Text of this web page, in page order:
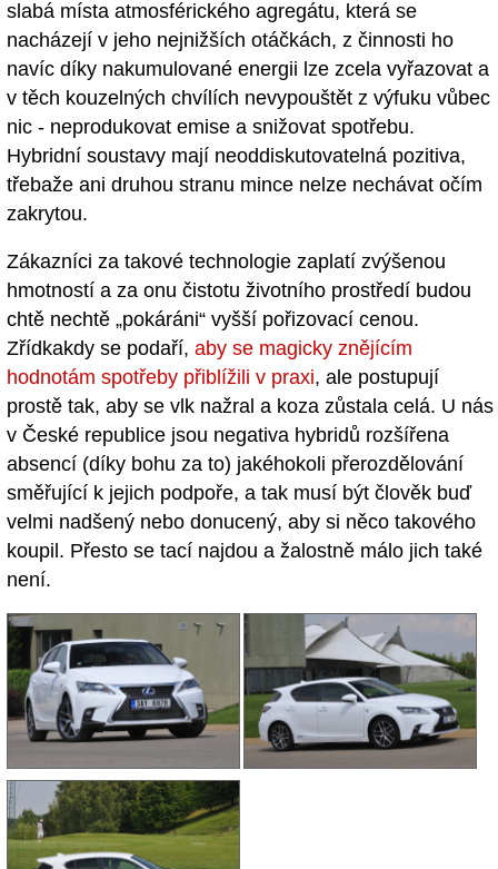
slabá místa atmosférického agregátu, která se
nacházejí v jeho nejnižších otáčkách, z činnosti ho
navíc díky nakumulované energii lze zcela vyřazovat a
v těch kouzelných chvílích nevypouštět z výfuku vůbec
nic - neprodukovat emise a snižovat spotřebu.
Hybridní soustavy mají neoddiskutovatelná pozitiva,
třebaže ani druhou stranu mince nelze nechávat očím
zakrytou.
Zákazníci za takové technologie zaplatí zvýšenou
hmotností a za onu čistotu životního prostředí budou
chtě nechtě „pokáráni“ vyšší pořizovací cenou.
Zřídkakdy se podaří, aby se magicky znějícím
hodnotám spotřeby přiblížili v praxi, ale postupují
prostě tak, aby se vlk nažral a koza zůstala celá. U nás
v České republice jsou negativa hybridů rozšířena
absencí (díky bohu za to) jakéhokoli přerozdělování
směřující k jejich podpoře, a tak musí být člověk buď
velmi nadšený nebo donucený, aby si něco takového
koupil. Přesto se tací najdou a žalostně málo jich také
není.